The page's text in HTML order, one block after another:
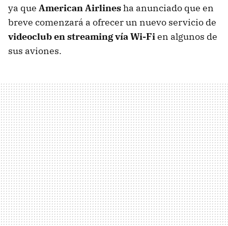
ya que American Airlinesha anunciado que en
breve comenzará a ofrecer un nuevo servicio de
videoclub en streaming vía Wi-Fien algunos de
sus aviones.